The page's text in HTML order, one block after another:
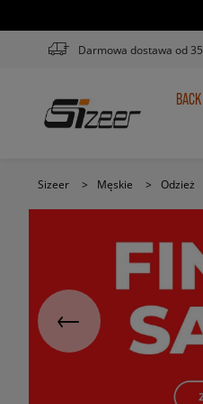
Darmowa dostawa od
Sizeer > Męskie > Odzież